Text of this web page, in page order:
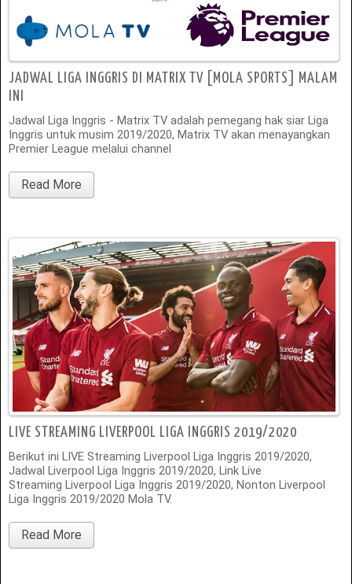
JADWAL LIGA INGGRIS DI MATRIX TV [MOLA SPORTS] MALAM
INI
Jadwal Liga Inggris - Matrix TV adalah pemegang hak siar Liga
Inggris untuk musim 2019/2020, Matrix TV akan menayangkan
Premier League melalui channel
Read More
LIVE STREAMING LIVERPOOL LIGA INGGRIS 2019/2020
Berikut ini LIVE Streaming Liverpool Liga Inggris 2019/2020,
Jadwal Liverpool Liga Inggris 2019/2020, Link Live
Streaming Liverpool Liga Inggris 2019/2020, Nonton Liverpool
Liga Inggris 2019/2020 Mola TV.
Read More